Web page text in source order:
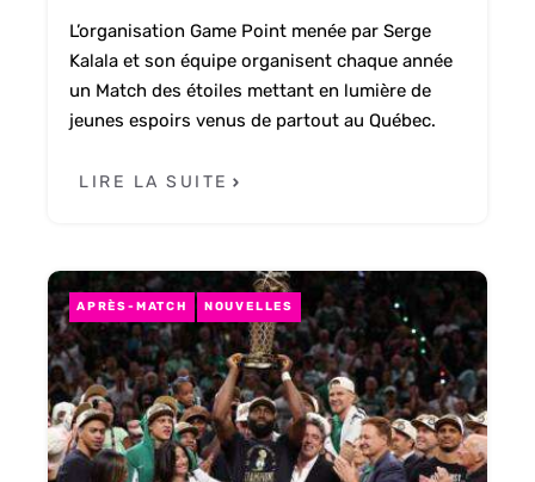
L’organisation Game Point menée par Serge
Kalala et son équipe organisent chaque année
un Match des étoiles mettant en lumière de
jeunes espoirs venus de partout au Québec.
LIRE LA SUITE
APRÈS-MATCH NOUVELLES